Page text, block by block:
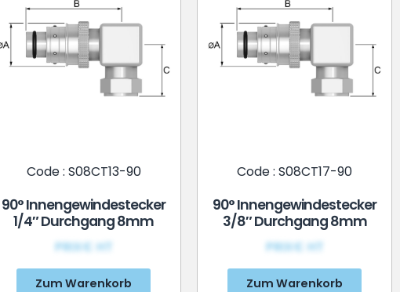
Code : S08CT13-90
90° Innengewindestecker
1/4″ Durchgang 8mm
PRIX€ HT
Zum Warenkorb
Code : S08CT17-90
90° Innengewindestecker
3/8″ Durchgang 8mm
PRIX€ HT
Zum Warenkorb